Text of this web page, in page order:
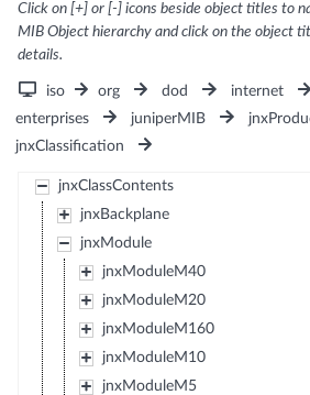
Click on [+] or [-] icons beside object titles to
MIB Object hierarchy and click on the object
details.
iso org dod internet
enterprises
juniperMIB
jnxClassification
jnxClassContents
jnxBackplane
jnxModule
jnxModuleM40
jnxModuleM20
jnxModuleM160
jnxModuleM10
jnxModuleM5